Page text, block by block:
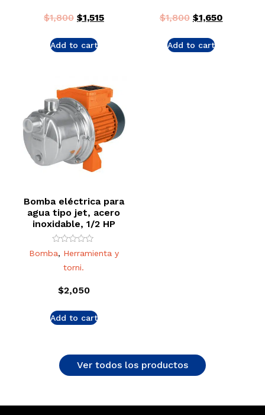
of
5
$1,800 $1,515
Add to cart
of
5
$1,800 $1,650
Add to cart
Bomba eléctrica para
agua tipo jet, acero
inoxidable, 1/2 HP
Rated
0
Bomba, Herramienta y
torni.
$2,050
Add to cart
Ver todos los productos